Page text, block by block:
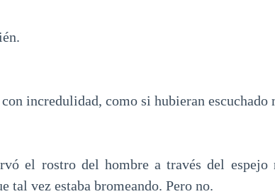
incredulidad, como si hubieran escuchado
el rostro del hombre a través del espejo
tal vez estaba bromeando. Pero no.